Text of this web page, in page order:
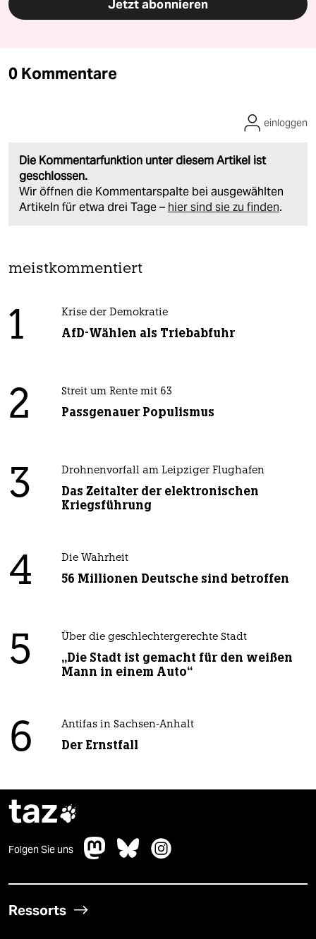
Jetzt abonnieren
0 Kommentare
Die Kommentarfunktion unter diesem Artikel ist
geschlossen.
Wir öffnen die Kommentarspalte bei ausgewählten
Artikeln für etwa drei Tage – hier sind sie zu finden.
einloggen
meistkommentiert
1 Krise der Demokratie
AfD-Wählen als Triebabfuhr
2 Streit um Rente mit 63
Passgenauer Populismus
3 Drohnenvorfall am Leipziger Flughafen
Das Zeitalter der elektronischen
Kriegsführung
4 Die Wahrheit
56 Millionen Deutsche sind betroffen
5 Über die geschlechtergerechte Stadt
„Die Stadt ist gemacht für den weißen
Mann in einem Auto“
6 Antifas in Sachsen-Anhalt
Der Ernstfall
taz
Folgen Sie uns
Ressorts